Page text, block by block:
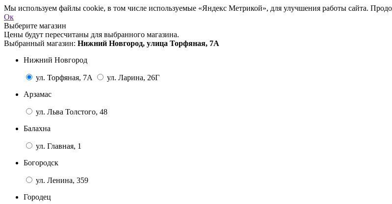
Мы используем файлы cookie, в том числе используемые «Яндекс Метрикой», для улучшения работы сайта.
Ок
Выберите магазин
Цены будут пересчитаны для выбранного магазина.
Выбранный магазин: Нижний Новгород, улица Торфяная, 7А
Нижний Новгород
ул. Торфяная, 7А
ул. Ларина, 26Г
Арзамас
ул. Льва Толстого, 48
Балахна
ул. Главная, 1
Богородск
ул. Ленина, 359
Городец